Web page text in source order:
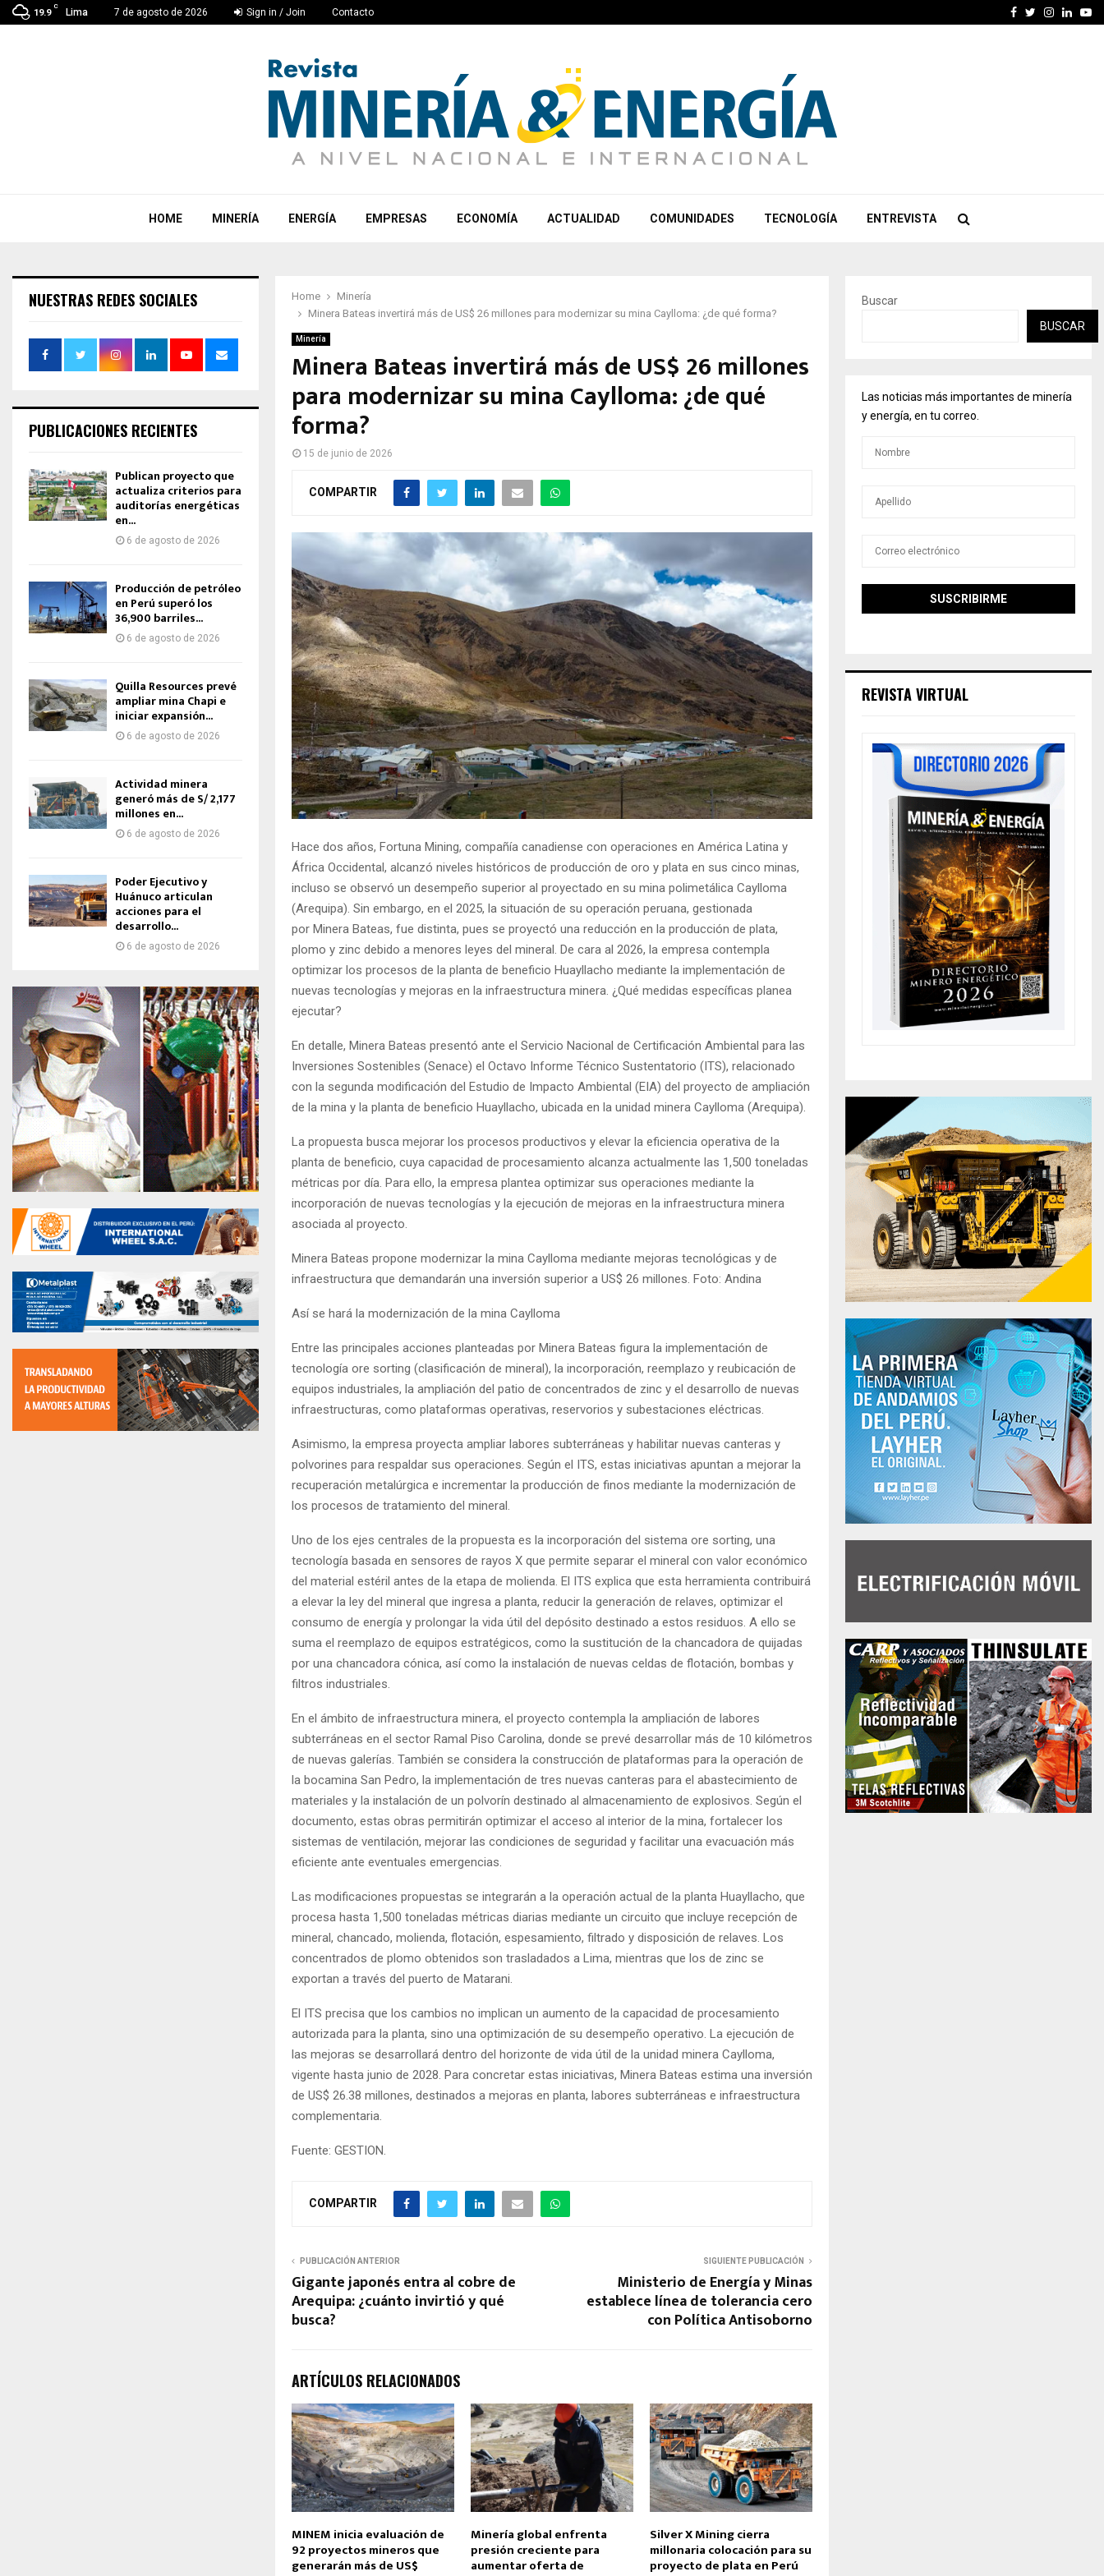
19.9
C
Lima 7 de agosto de 2026 Sign in / Join Contacto Facebook
Twitter
HOME MINERÍA ENERGÍA EMPRESAS ECONOMÍA ACTUALIDAD COMUNIDADES TECNOLOGÍA ENTREVISTA
Home
Minería
Minera Bateas invertirá más de US$ 26 millones para modernizar su mina Caylloma: ¿de qué forma?
Minería
Minera Bateas invertirá más de US$ 26 millones
para modernizar su mina Caylloma: ¿de qué
forma?
15 de junio de 2026
COMPARTIR
Hace dos años, Fortuna Mining, compañía canadiense con operaciones en América Latina y
África Occidental, alcanzó niveles históricos de producción de oro y plata en sus cinco minas,
incluso se observó un desempeño superior al proyectado en su mina polimetálica Caylloma
(Arequipa). Sin embargo, en el 2025, la situación de su operación peruana, gestionada
por Minera Bateas, fue distinta, pues se proyectó una reducción en la producción de plata,
plomo y zinc debido a menores leyes del mineral. De cara al 2026, la empresa contempla
optimizar los procesos de la planta de beneficio Huayllacho mediante la implementación de
nuevas tecnologías y mejoras en la infraestructura minera. ¿Qué medidas específicas planea
ejecutar?
En detalle, Minera Bateas presentó ante el Servicio Nacional de Certificación Ambiental para las
Inversiones Sostenibles (Senace) el Octavo Informe Técnico Sustentatorio (ITS), relacionado
con la segunda modificación del Estudio de Impacto Ambiental (EIA) del proyecto de ampliación
de la mina y la planta de beneficio Huayllacho, ubicada en la unidad minera Caylloma (Arequipa).
La propuesta busca mejorar los procesos productivos y elevar la eficiencia operativa de la
planta de beneficio, cuya capacidad de procesamiento alcanza actualmente las 1,500 toneladas
métricas por día. Para ello, la empresa plantea optimizar sus operaciones mediante la
incorporación de nuevas tecnologías y la ejecución de mejoras en la infraestructura minera
asociada al proyecto.
Minera Bateas propone modernizar la mina Caylloma mediante mejoras tecnológicas y de
infraestructura que demandarán una inversión superior a US$ 26 millones. Foto: Andina
Así se hará la modernización de la mina Caylloma
Entre las principales acciones planteadas por Minera Bateas figura la implementación de
tecnología ore sorting (clasificación de mineral), la incorporación, reemplazo y reubicación de
equipos industriales, la ampliación del patio de concentrados de zinc y el desarrollo de nuevas
infraestructuras, como plataformas operativas, reservorios y subestaciones eléctricas.
Asimismo, la empresa proyecta ampliar labores subterráneas y habilitar nuevas canteras y
polvorines para respaldar sus operaciones. Según el ITS, estas iniciativas apuntan a mejorar la
recuperación metalúrgica e incrementar la producción de finos mediante la modernización de
los procesos de tratamiento del mineral.
Uno de los ejes centrales de la propuesta es la incorporación del sistema ore sorting, una
tecnología basada en sensores de rayos X que permite separar el mineral con valor económico
del material estéril antes de la etapa de molienda. El ITS explica que esta herramienta contribuirá
a elevar la ley del mineral que ingresa a planta, reducir la generación de relaves, optimizar el
consumo de energía y prolongar la vida útil del depósito destinado a estos residuos. A ello se
suma el reemplazo de equipos estratégicos, como la sustitución de la chancadora de quijadas
por una chancadora cónica, así como la instalación de nuevas celdas de flotación, bombas y
filtros industriales.
En el ámbito de infraestructura minera, el proyecto contempla la ampliación de labores
subterráneas en el sector Ramal Piso Carolina, donde se prevé desarrollar más de 10 kilómetros
de nuevas galerías. También se considera la construcción de plataformas para la operación de
la bocamina San Pedro, la implementación de tres nuevas canteras para el abastecimiento de
materiales y la instalación de un polvorín destinado al almacenamiento de explosivos. Según el
documento, estas obras permitirán optimizar el acceso al interior de la mina, fortalecer los
sistemas de ventilación, mejorar las condiciones de seguridad y facilitar una evacuación más
eficiente ante eventuales emergencias.
Las modificaciones propuestas se integrarán a la operación actual de la planta Huayllacho, que
procesa hasta 1,500 toneladas métricas diarias mediante un circuito que incluye recepción de
mineral, chancado, molienda, flotación, espesamiento, filtrado y disposición de relaves. Los
concentrados de plomo obtenidos son trasladados a Lima, mientras que los de zinc se
exportan a través del puerto de Matarani.
El ITS precisa que los cambios no implican un aumento de la capacidad de procesamiento
autorizada para la planta, sino una optimización de su desempeño operativo. La ejecución de
las mejoras se desarrollará dentro del horizonte de vida útil de la unidad minera Caylloma,
vigente hasta junio de 2028. Para concretar estas iniciativas, Minera Bateas estima una inversión
de US$ 26.38 millones, destinados a mejoras en planta, labores subterráneas e infraestructura
complementaria.
Fuente: GESTION.
COMPARTIR
PUBLICACIÓN ANTERIOR
Gigante japonés entra al cobre de
Arequipa: ¿cuánto invirtió y qué
busca?
SIGUIENTE PUBLICACIÓN
Ministerio de Energía y Minas
establece línea de tolerancia cero
con Política Antisoborno
ARTÍCULOS RELACIONADOS
MINEM inicia evaluación de
92 proyectos mineros que
generarán más de US$
Minería global enfrenta
presión creciente para
aumentar oferta de
Silver X Mining cierra
millonaria colocación para su
proyecto de plata en Perú
NUESTRAS REDES SOCIALES
PUBLICACIONES RECIENTES
Publican proyecto que
actualiza criterios para
auditorías energéticas
en...
6 de agosto de 2026
Producción de petróleo
en Perú superó los
36,900 barriles...
6 de agosto de 2026
Quilla Resources prevé
ampliar mina Chapi e
iniciar expansión...
6 de agosto de 2026
Actividad minera
generó más de S/ 2,177
millones en...
6 de agosto de 2026
Poder Ejecutivo y
Huánuco articulan
acciones para el
desarrollo...
6 de agosto de 2026
Buscar
BUSCAR
Las noticias más importantes de minería
y energía, en tu correo.
REVISTA VIRTUAL